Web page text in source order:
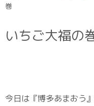
巻
いちご大福の
今日は『博多あまおう